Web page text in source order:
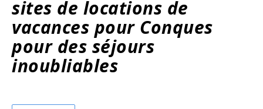
sites de locations de
vacances pour Conques
pour des séjours
inoubliables